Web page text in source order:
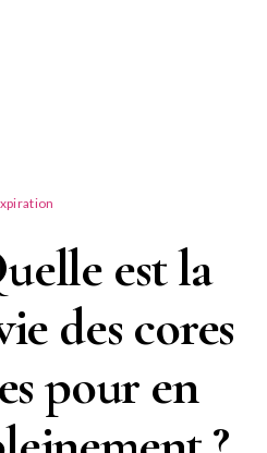
est la
des cores
pour en